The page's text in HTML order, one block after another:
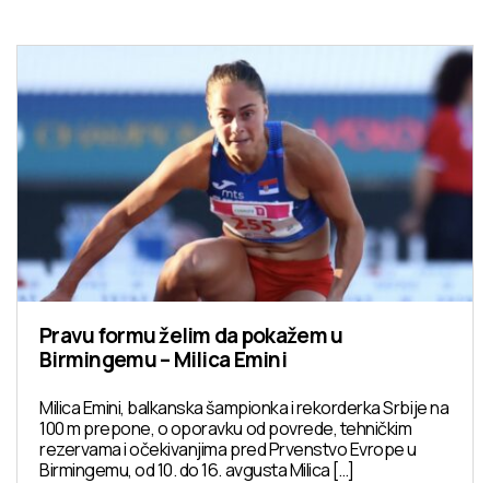
Pravu formu želim da pokažem u
Birmingemu – Milica Emini
Milica Emini, balkanska šampionka i rekorderka Srbije na
100 m prepone, o oporavku od povrede, tehničkim
rezervama i očekivanjima pred Prvenstvo Evrope u
Birmingemu, od 10. do 16. avgusta Milica […]